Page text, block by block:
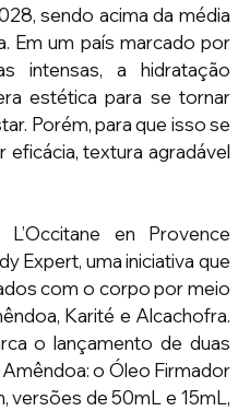
sendo acima da média
Em um país marcado por
intensas, a hidratação
estética para se tornar
Porém, para que isso se
eficácia, textura agradável
en Provence
Expert, uma iniciativa que
com o corpo por meio
Karité e Alcachofra.
o lançamento de duas
o Óleo Firmador
versões de 50mL e 15mL,